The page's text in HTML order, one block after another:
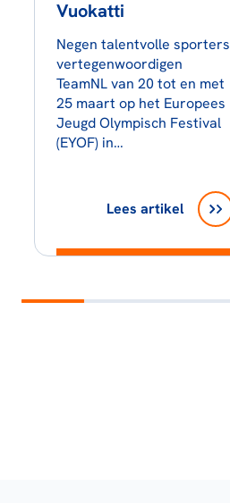
Vuokatti
Negen talentvolle sporters
vertegenwoordigen
TeamNL van 20 tot en met
25 maart op het Europees
Jeugd Olympisch Festival
(EYOF) in…
Lees artikel